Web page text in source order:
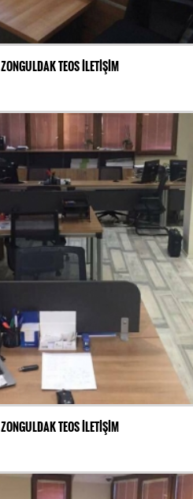
ZONGULDAK TEOS İLETİŞİM
ZONGULDAK TEOS İLETİŞİM